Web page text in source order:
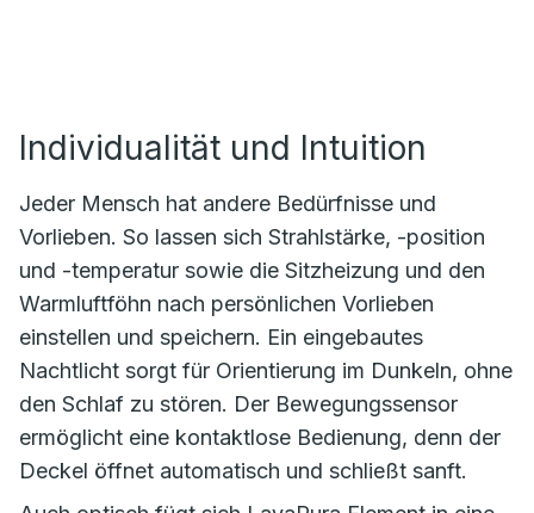
Individualität und Intuition
Jeder Mensch hat andere Bedürfnisse und
Vorlieben. So lassen sich Strahlstärke, -position
und -temperatur sowie die Sitzheizung und den
Warmluftföhn nach persönlichen Vorlieben
einstellen und speichern. Ein eingebautes
Nachtlicht sorgt für Orientierung im Dunkeln, ohne
den Schlaf zu stören. Der Bewegungssensor
ermöglicht eine kontaktlose Bedienung, denn der
Deckel öffnet automatisch und schließt sanft.